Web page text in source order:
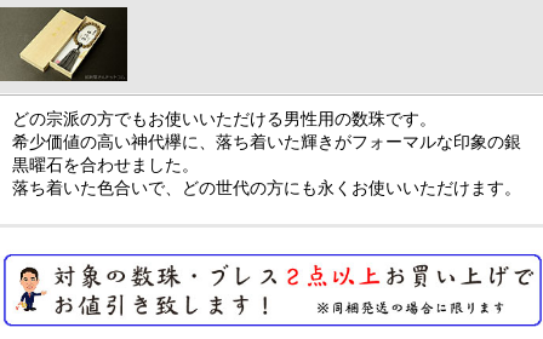
どの宗派の方でもお使いいただける男性用の数珠です。
希少価値の高い神代欅に、落ち着いた輝きがフォーマルな印象の銀
黒曜石を合わせました。
落ち着いた色合いで、どの世代の方にも永くお使いいただけます。